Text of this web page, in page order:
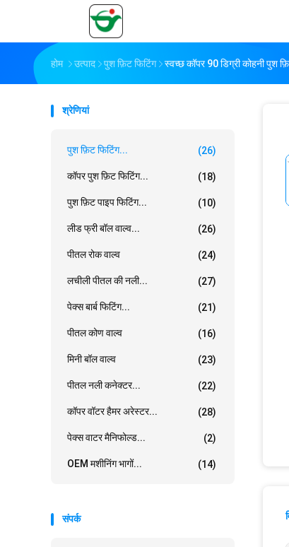
होम उत्पाद पुश फ़िट फिटिंग स्वच्छ कॉपर 90 डिग्री कोहनी पुश
श्रेणियां
पुश फ़िट फिटिंग... (26)
कॉपर पुश फ़िट फिटिंग... (18)
पुश फ़िट पाइप फिटिंग... (10)
लीड फ्री बॉल वाल्व... (26)
पीतल रोक वाल्व (24)
लचीली पीतल की नली... (27)
पेक्स बार्ब फिटिंग... (21)
पीतल कोण वाल्व (16)
मिनी बॉल वाल्व (23)
पीतल नली कनेक्टर... (22)
कॉपर वॉटर हैमर अरेस्टर... (28)
पेक्स वाटर मैनिफोल्ड... (2)
OEM मशीनिंग भागों... (14)
संपर्क